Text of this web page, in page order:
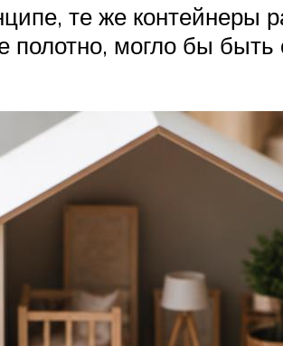
те же
полотно, могло бы